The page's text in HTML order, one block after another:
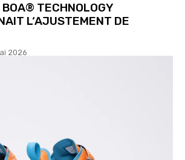
TECHNOLOGY
L‘AJUSTEMENT DE
2026